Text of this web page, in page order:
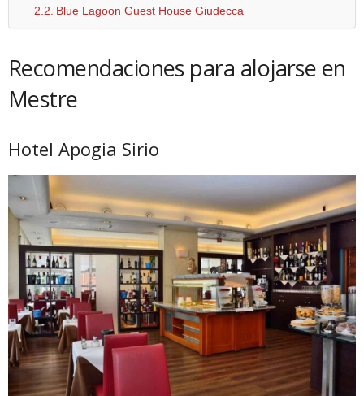
Blue Lagoon Guest House Giudecca
Recomendaciones para alojarse en
Mestre
Hotel Apogia Sirio